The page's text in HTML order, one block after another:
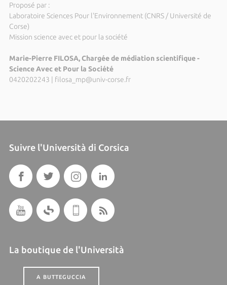
Proposé par :
Laboratoire Sciences Pour l'Environnement (CNRS / Université de
Corse)
Mission science avec et pour la société
Marie-Pierre FILOSA, Chargée de médiation scientifique -
Science Avec et Pour la Société
0420202243
filosa_mp@univ-corse.fr
Suivre l'Università di Corsica
La boutique de l'Università
A BUTTEGUCCIA